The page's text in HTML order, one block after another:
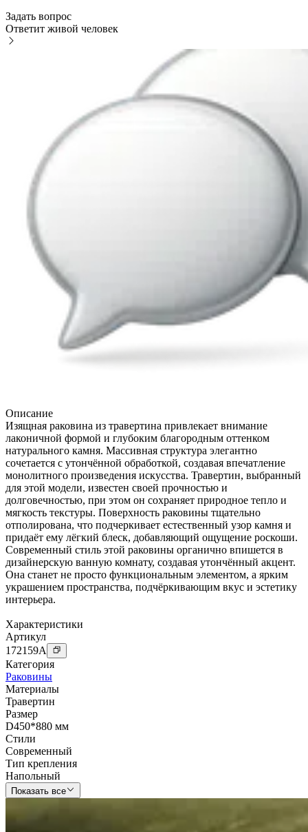
Задать вопрос
Ответит живой человек
Описание
Изящная раковина из травертина привлекает внимание
лаконичной формой и глубоким благородным оттенком
натурального камня. Массивная структура элегантно
сочетается с утончённой обработкой, создавая впечатление
монолитного произведения искусства. Травертин, выбранный
для этой модели, известен своей прочностью и
долговечностью, при этом он сохраняет природное тепло и
мягкость текстуры. Поверхность раковины тщательно
отполирована, что подчеркивает естественный узор камня и
придаёт ему лёгкий блеск, добавляющий ощущение роскоши.
Современный стиль этой раковины органично впишется в
дизайнерскую ванную комнату, создавая утончённый акцент.
Она станет не просто функциональным элементом, а ярким
украшением пространства, подчёркивающим вкус и эстетику
интерьера.
Характеристики
Артикул
172159A
Категория
Раковины
Материалы
Травертин
Размер
D450*880 мм
Стили
Современный
Тип крепления
Напольный
Показать все